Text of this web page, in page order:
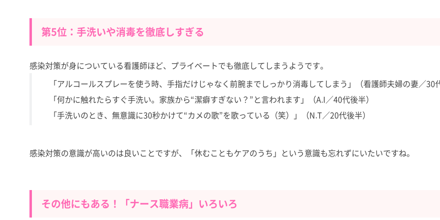
第5位：手洗いや消毒を徹底しすぎる
感染対策が身についている看護師ほど、プライベートでも徹底してしまうようです。
「アルコールスプレーを使う時、手指だけじゃなく前腕までしっかり消毒してしまう」（看護師夫婦の妻／30
「何かに触れたらすぐ手洗い。家族から“潔癖すぎない？”と言われます」（A.I／40代後半）
「手洗いのとき、無意識に30秒かけて“カメの歌”を歌っている（笑）」（N.T／20代後半）
感染対策の意識が高いのは良いことですが、「休むこともケアのうち」という意識も忘れずにいたいですね。
その他にもある！「ナース職業病」いろいろ